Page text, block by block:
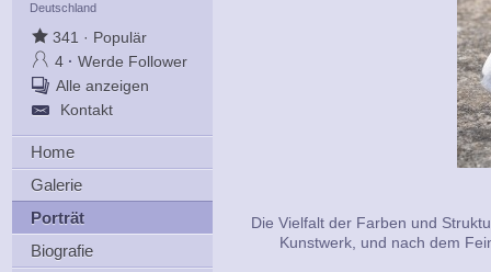
Deutschland
341 · Populär
4 · Werde Follower
Alle anzeigen
Kontakt
Home
Galerie
Porträt
Biografie
Die Vielfalt der Farben und
Kunstwerk, und nach dem